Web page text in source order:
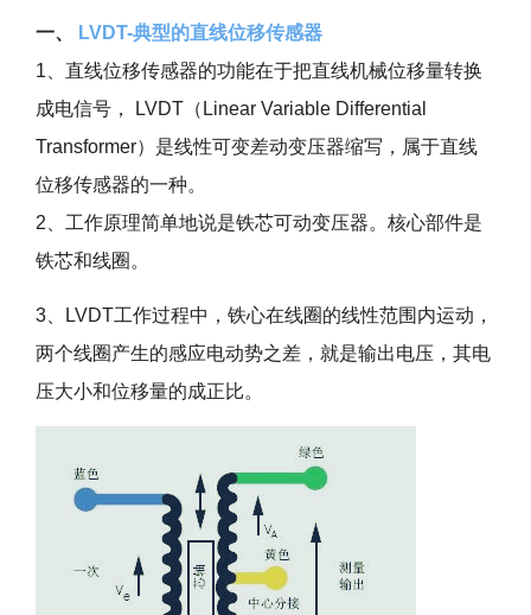
一、
LVDT-典型的直线位移传感器
1、直线位移传感器的功能在于把直线机械位移量转换
成电信号， LVDT（Linear Variable Differential
Transformer）是线性可变差动变压器缩写，属于直线
位移传感器的一种。
2、工作原理简单地说是铁芯可动变压器。核心部件是
铁芯和线圈。
3、LVDT工作过程中，铁心在线圈的线性范围内运动，
两个线圈产生的感应电动势之差，就是输出电压，其电
压大小和位移量的成正比。